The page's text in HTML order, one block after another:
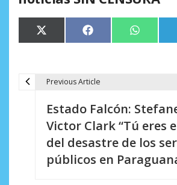
Compartir
en
X
(Twitter)
Compartir
en
Facebook
en
Previous Article
Estado Falcón:
Victor Clark “Tú eres
del desastre de los
públicos en